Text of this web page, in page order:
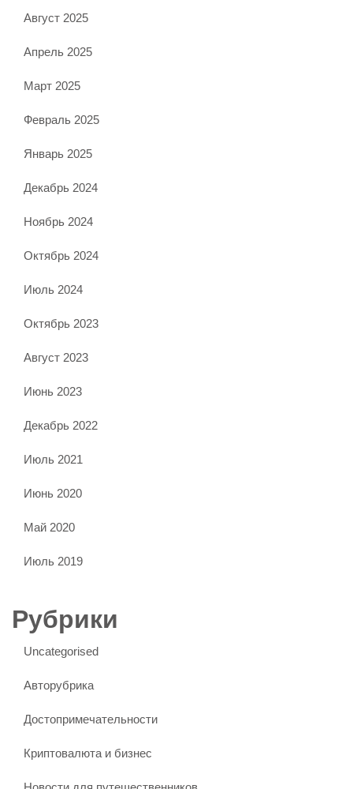
Август 2025
Апрель 2025
Март 2025
Февраль 2025
Январь 2025
Декабрь 2024
Ноябрь 2024
Октябрь 2024
Июль 2024
Октябрь 2023
Август 2023
Июнь 2023
Декабрь 2022
Июль 2021
Июнь 2020
Май 2020
Июль 2019
Рубрики
Uncategorised
Авторубрика
Достопримечательности
Криптовалюта и бизнес